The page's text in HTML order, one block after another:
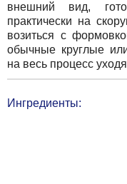
внешний вид,
практически на
возиться с
обычные круглые
на весь процесс
Ингредиенты: